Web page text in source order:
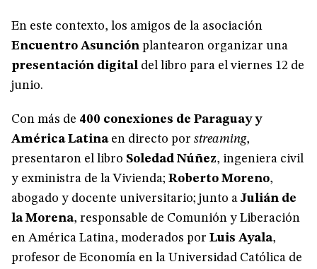
En este contexto, los amigos de la asociación
Encuentro Asunción plantearon organizar una
presentación digital del libro para el viernes 12 de
junio.
Con más de 400 conexiones de Paraguay y
América Latina en directo por streaming,
presentaron el libro Soledad Núñez, ingeniera civil
y exministra de la Vivienda; Roberto Moreno,
abogado y docente universitario; junto a Julián de
la Morena, responsable de Comunión y Liberación
en América Latina, moderados por Luis Ayala,
profesor de Economía en la Universidad Católica de